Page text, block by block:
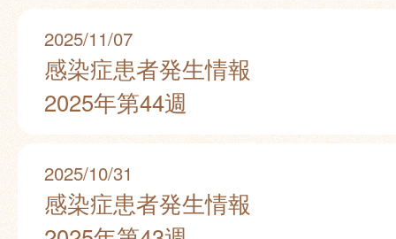
2025/11/07
感染症患者発生情報
2025年第44週
2025/10/31
感染症患者発生情報